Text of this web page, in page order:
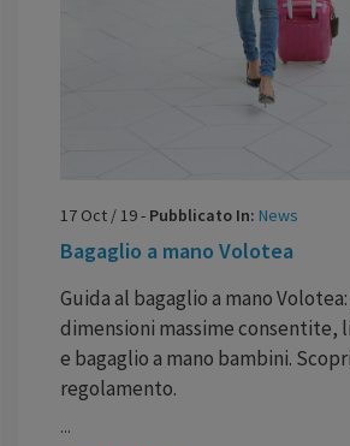
17 Oct / 19- Pubblicato In: News
Bagaglio a mano Volotea
Guida al bagaglio a mano
dimensioni massime consentite,
e bagaglio a mano bambini.
regolamento.
...